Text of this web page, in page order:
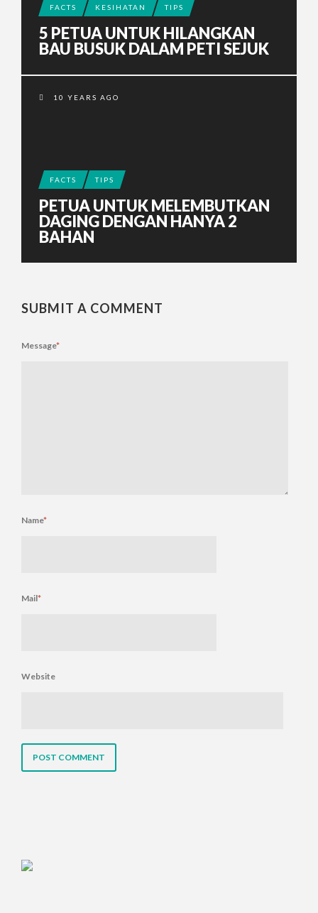
FACTS KESIHATAN TIPS
5 PETUA UNTUK HILANGKAN
BAU BUSUK DALAM PETI SEJUK
10 YEARS AGO
FACTS TIPS
PETUA UNTUK MELEMBUTKAN
DAGING DENGAN HANYA 2
BAHAN
SUBMIT A COMMENT
Message*
Name*
Mail*
Website